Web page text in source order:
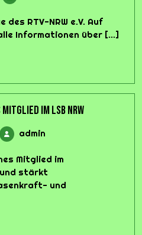
Dezember
des RTV-NRW e.V. Auf
Informationen über [...]
im LSB NRW
admin
Mitglied im
und stärkt
und